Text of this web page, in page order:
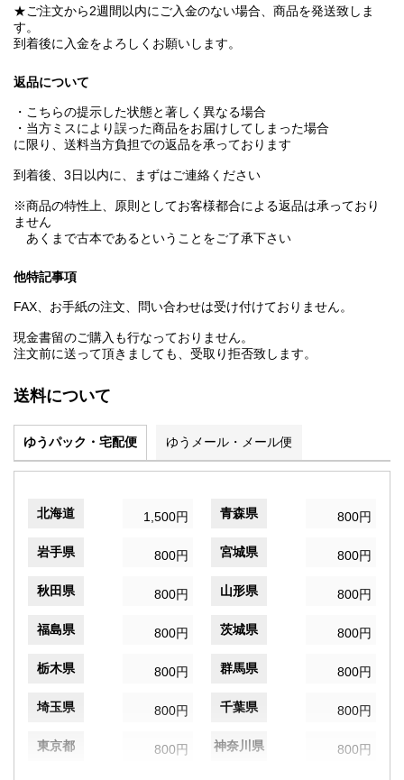
★ご注文から2週間以内にご入金のない場合、商品を発送致しま
す。
到着後に入金をよろしくお願いします。
返品について
・こちらの提示した状態と著しく異なる場合
・当方ミスにより誤った商品をお届けしてしまった場合
に限り、送料当方負担での返品を承っております
到着後、3日以内に、まずはご連絡ください
※商品の特性上、原則としてお客様都合による返品は承っており
ません
あくまで古本であるということをご了承下さい
他特記事項
FAX、お手紙の注文、問い合わせは受け付けておりません。
現金書留のご購入も行なっておりません。
注文前に送って頂きましても、受取り拒否致します。
送料について
ゆうパック・宅配便 ゆうメール・メール便
北海道 1,500円 青森県 800円
岩手県 800円 宮城県 800円
秋田県 800円 山形県 800円
福島県 800円 茨城県 800円
栃木県 800円 群馬県 800円
埼玉県 800円 千葉県 800円
東京都 800円 神奈川県 800円